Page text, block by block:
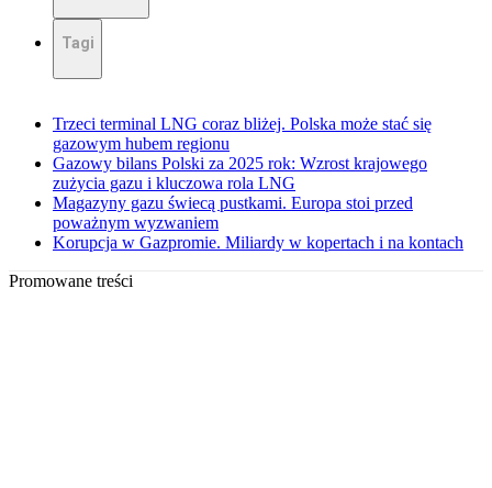
Tagi
Trzeci terminal LNG coraz bliżej. Polska może stać się
gazowym hubem regionu
Gazowy bilans Polski za 2025 rok: Wzrost krajowego
zużycia gazu i kluczowa rola LNG
Magazyny gazu świecą pustkami. Europa stoi przed
poważnym wyzwaniem
Korupcja w Gazpromie. Miliardy w kopertach i na kontach
Promowane treści